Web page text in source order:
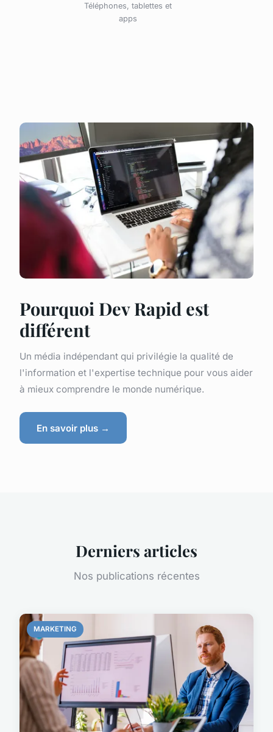
Téléphones, tablettes et
apps
Pourquoi Dev Rapid est
différent
Un média indépendant qui privilégie la qualité de
l'information et l'expertise technique pour vous aider
à mieux comprendre le monde numérique.
En savoir plus →
Derniers articles
Nos publications récentes
MARKETING